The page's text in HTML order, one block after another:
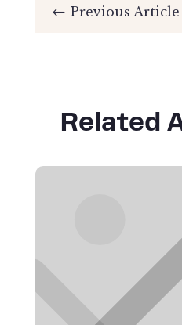
# Previous Article
Related